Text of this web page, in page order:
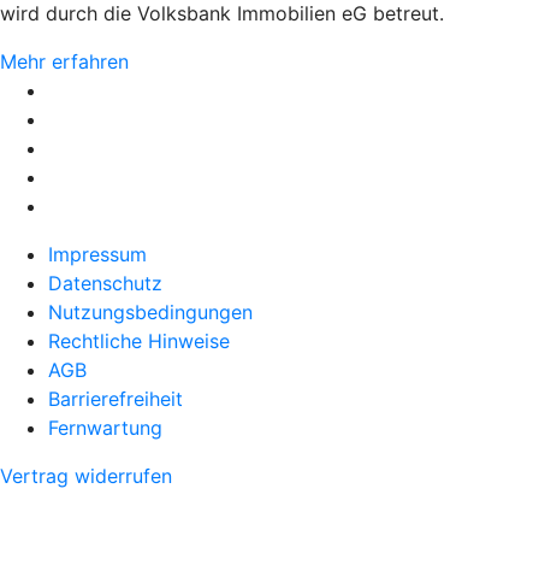
wird durch die Volksbank Immobilien eG betreut.
Mehr erfahren
Impressum
Datenschutz
Nutzungsbedingungen
Rechtliche Hinweise
AGB
Barrierefreiheit
Fernwartung
Vertrag widerrufen